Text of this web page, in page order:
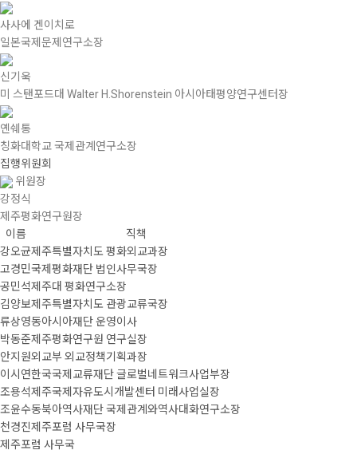
사사에 겐이치로
일본국제문제연구소장
신기욱
미 스탠포드대 Walter H.Shorenstein 아시아태평양연구센터장
옌쉐통
칭화대학교 국제관계연구소장
집행위원회
위원장
강정식
제주평화연구원장
이름
직책
강오균제주특별자치도 평화외교과장
고경민국제평화재단 법인사무국장
공민석제주대 평화연구소장
김양보제주특별자치도 관광교류국장
류상영동아시아재단 운영이사
박동준제주평화연구원 연구실장
안지원외교부 외교정책기획과장
이시연한국국제교류재단 글로벌네트워크사업부장
조용석제주국제자유도시개발센터 미래사업실장
조윤수동북아역사재단 국제관계와역사대화연구소장
천경진제주포럼 사무국장
제주포럼 사무국